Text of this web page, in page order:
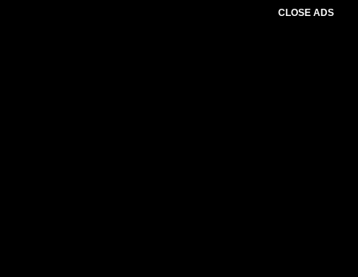
CLOSE ADS